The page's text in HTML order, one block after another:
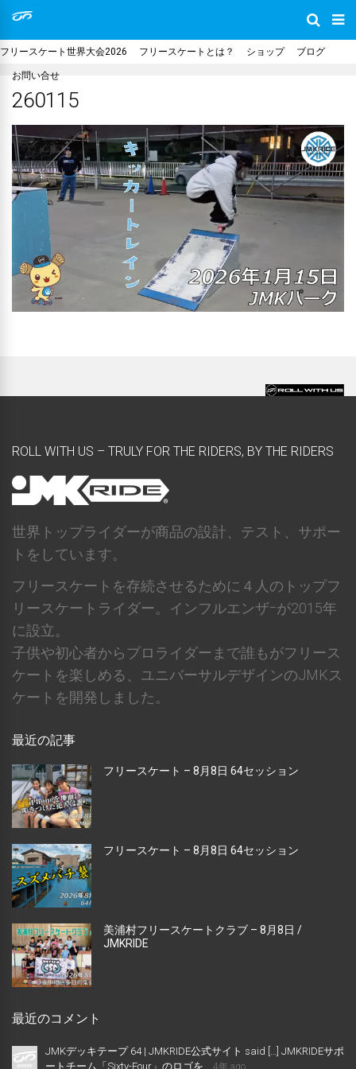
フリースケート世界大会2026 フリースケートとは？ ショップ ブログ
お問い合せ
260115
ROLL WITH US – TRULY FOR THE RIDERS, BY THE RIDERS
世界トップライダーが商品の設計、テスト、サポー
トをしています。
フリースケートを存続させるために４人のトップフ
リースケートライダー。インフルエンザｰが2015年
に設立。
子供や初心者からプロライダーまで誰もがフリース
ケートを楽しめる、ユニバーサルデザインのJMKス
ケートを開発しました。
最近の記事
フリースケート – 8月8日 64セッション
フリースケート – 8月8日 64セッション
美浦村フリースケートクラブ – 8月8日 /
JMKRIDE
最近のコメント
JMKデッキテープ 64 | JMKRIDE公式サイト said […] JMKRIDEサポ
ートチーム「Sixty-Four」のロゴを...
4年 ago